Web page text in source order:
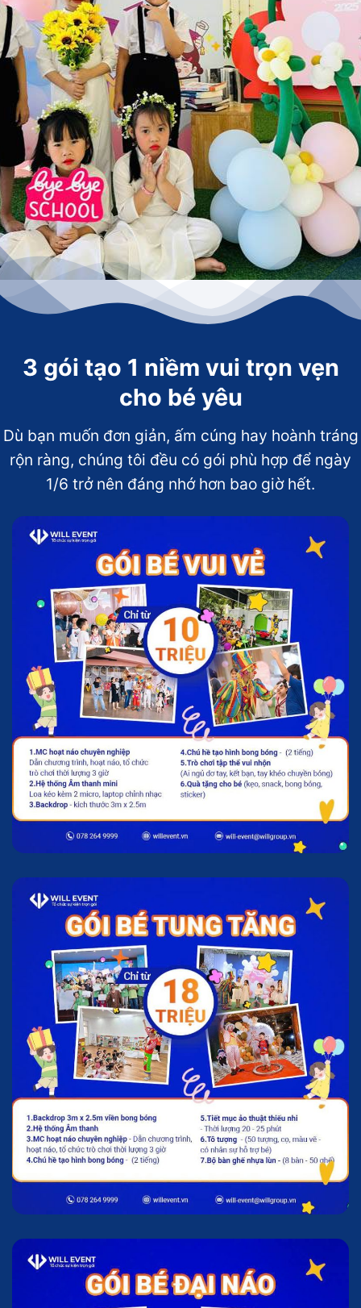
3 gói tạo 1 niềm vui trọn vẹn
cho bé yêu
Dù bạn muốn đơn giản, ấm cúng hay hoành tráng
rộn ràng, chúng tôi đều có gói phù hợp để ngày
1/6 trở nên đáng nhớ hơn bao giờ hết.